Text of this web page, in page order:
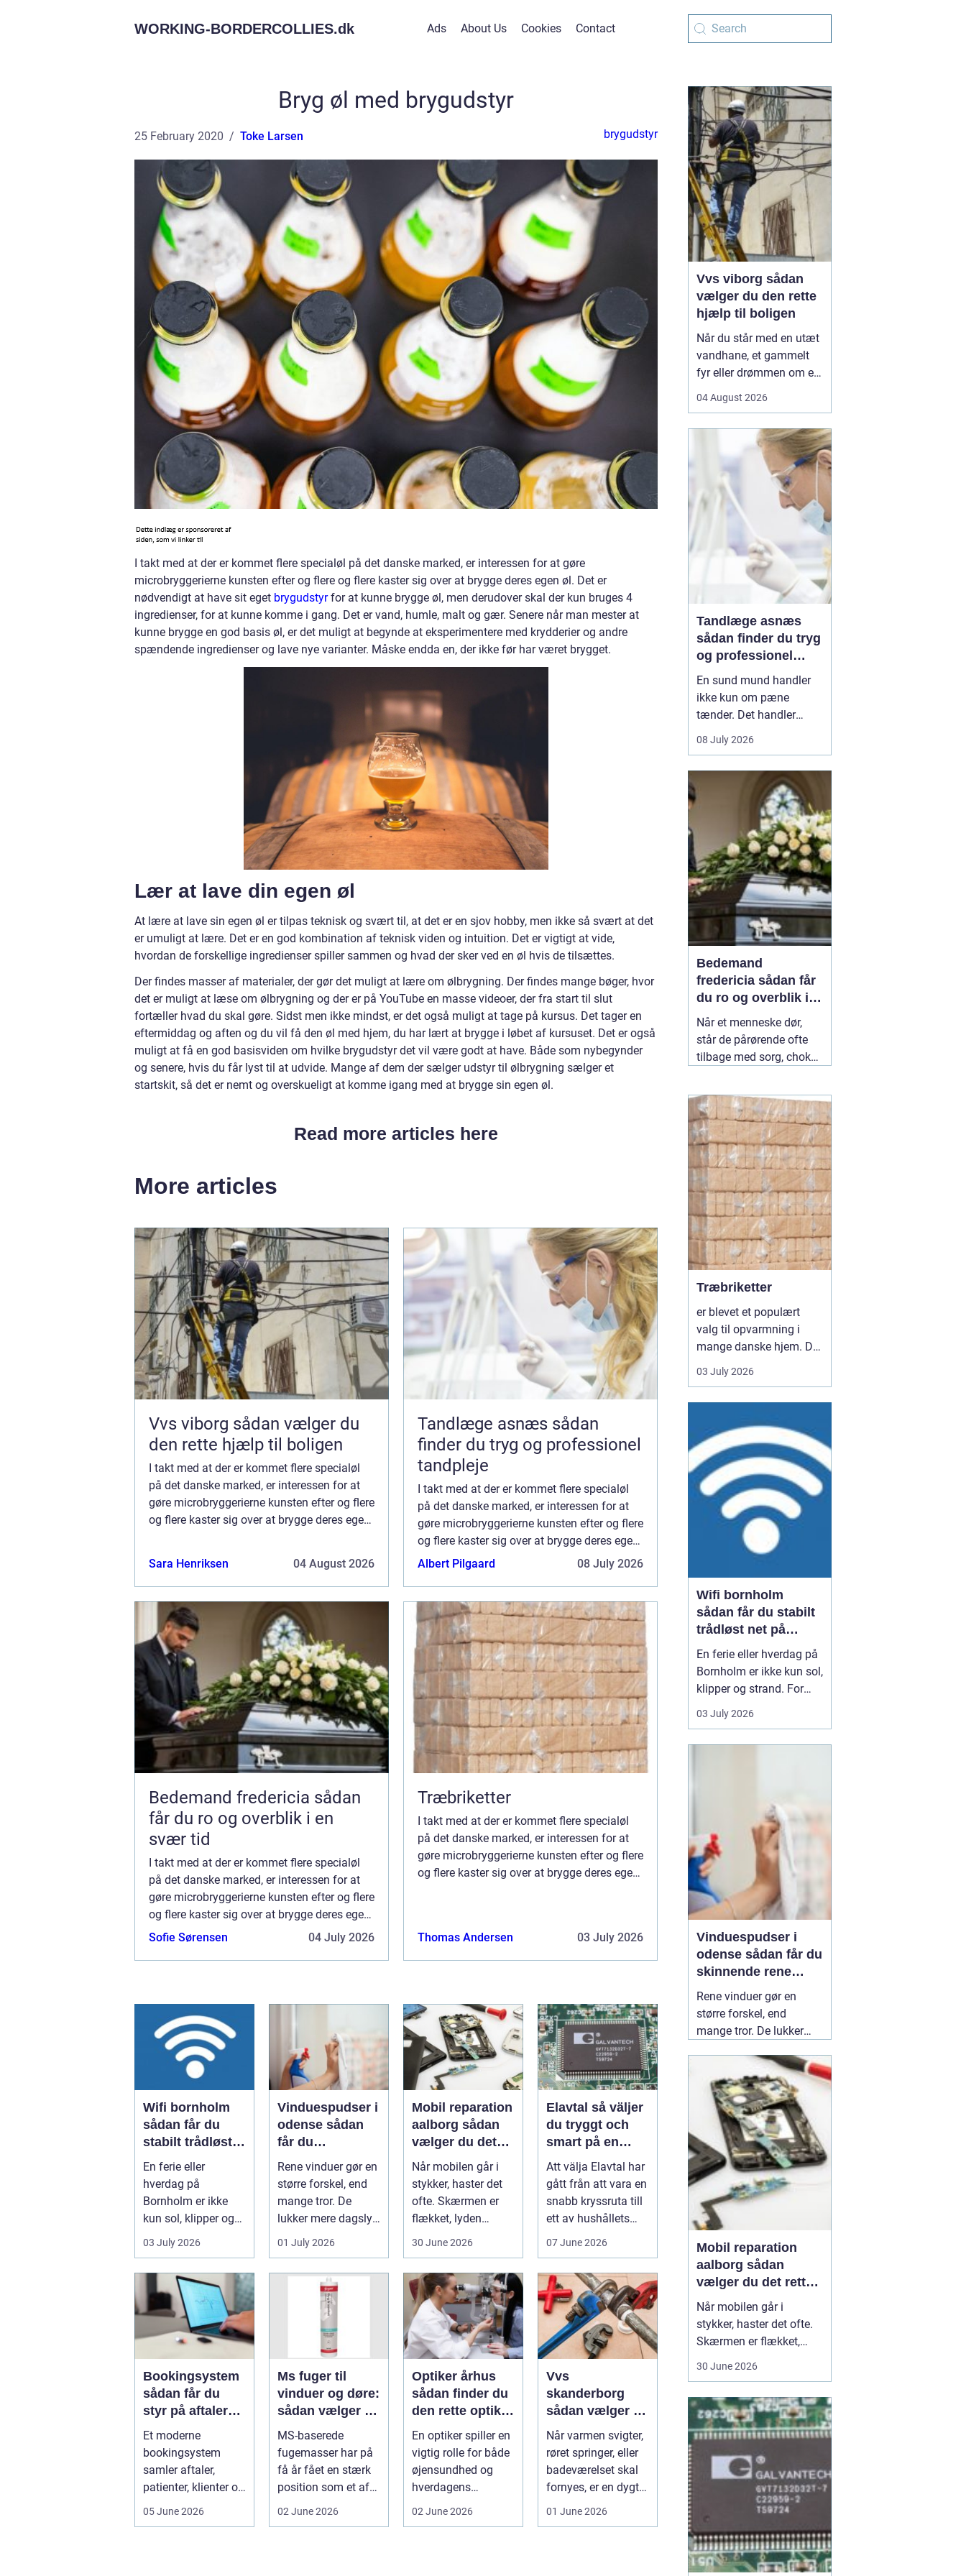
WORKING-BORDERCOLLIES.dk Ads About Us Cookies Contact
Bryg øl med brygudstyr
25 February 2020 Toke Larsen brygudstyr
I takt med at der er kommet flere specialøl på det danske marked, er interessen for at gøre
microbryggerierne kunsten efter og flere og flere kaster sig over at brygge deres egen øl. Det er
nødvendigt at have sit eget brygudstyrfor at kunne brygge øl, men derudover skal der kun bruges 4
ingredienser, for at kunne komme i gang. Det er vand, humle, malt og gær. Senere når man mester at
kunne brygge en god basis øl, er det muligt at begynde at eksperimentere med krydderier og andre
spændende ingredienser og lave nye varianter. Måske endda en, der ikke før har været brygget.
Lær at lave din egen øl
At lære at lave sin egen øl er tilpas teknisk og svært til, at det er en sjov hobby, men ikke så svært at det
er umuligt at lære. Det er en god kombination af teknisk viden og intuition. Det er vigtigt at vide,
hvordan de forskellige ingredienser spiller sammen og hvad der sker ved en øl hvis de tilsættes.
Der findes masser af materialer, der gør det muligt at lære om ølbrygning. Der findes mange bøger, hvor
det er muligt at læse om ølbrygning og der er på YouTube en masse videoer, der fra start til slut
fortæller hvad du skal gøre. Sidst men ikke mindst, er det også muligt at tage på kursus. Det tager en
eftermiddag og aften og du vil få den øl med hjem, du har lært at brygge i løbet af kursuset. Det er også
muligt at få en god basisviden om hvilke brygudstyr det vil være godt at have. Både som nybegynder
og senere, hvis du får lyst til at udvide. Mange af dem der sælger udstyr til ølbrygning sælger et
startskit, så det er nemt og overskueligt at komme igang med at brygge sin egen øl.
Read more articles here
More articles
Vvs viborg sådan vælger du
den rette hjælp til boligen
I takt med at der er kommet flere specialøl
på det danske marked, er interessen for at
gøre microbryggerierne kunsten efter og flere
og flere kaster sig over at brygge deres egen
Sara Henriksen 04 August 2026
Tandlæge asnæs sådan
finder du tryg og professionel
tandpleje
I takt med at der er kommet flere specialøl
på det danske marked, er interessen for at
gøre microbryggerierne kunsten efter og flere
og flere kaster sig over at brygge deres egen
øl. Det er nødvendigt at have sit eget
Albert Pilgaard 08 July 2026
Bedemand fredericia sådan
får du ro og overblik i en
svær tid
I takt med at der er kommet flere specialøl
på det danske marked, er interessen for at
gøre microbryggerierne kunsten efter og flere
og flere kaster sig over at brygge deres egen
øl. Det er nødvendigt at have sit eget
Sofie Sørensen 04 July 2026
Træbriketter
I takt med at der er kommet flere specialøl
på det danske marked, er interessen for at
gøre microbryggerierne kunsten efter og flere
og flere kaster sig over at brygge deres egen
Thomas Andersen 03 July 2026
Wifi bornholm
sådan får du
stabilt trådløst
net på klippeøen
En ferie eller
hverdag på
Bornholm er ikke
kun sol, klipper og
strand. For mange
03 July 2026
Vinduespudser i
odense sådan
får du
skinnende rene
ruder året rundt
Rene vinduer gør en
større forskel, end
mange tror. De
lukker mere dagslys
ind, får hjem og
01 July 2026
Mobil reparation
aalborg sådan
vælger du det
rette værksted
Når mobilen går i
stykker, haster det
ofte. Skærmen er
flækket, lyden
hakker, eller
30 June 2026
Elavtal så väljer
du tryggt och
smart på en
rörlig elmarknad
Att välja Elavtal har
gått från att vara en
snabb kryssruta till
ett av hushållets
viktigaste ekonom...
07 June 2026
Bookingsystem
sådan får du
styr på aftaler
og
arbejdsgange
Et moderne
bookingsystem
samler aftaler,
patienter, klienter og
interne
05 June 2026
Ms fuger til
vinduer og døre:
sådan vælger og
bruger du dem
rigtigt
MS-baserede
fugemasser har på
få år fået en stærk
position som et af
de mest alsidige
02 June 2026
Optiker århus
sådan finder du
den rette optiker
i byen
En optiker spiller en
vigtig rolle for både
øjensundhed og
hverdagens
komfort. I en by
02 June 2026
Vvs
skanderborg
sådan vælger du
den rigtige
installatør
Når varmen svigter,
røret springer, eller
badeværelset skal
fornyes, er en dygtig
VVS-installatør gu...
01 June 2026
Vvs viborg sådan
vælger du den rette
hjælp til boligen
Når du står med en utæt
vandhane, et gammelt
fyr eller drømmen om et
dygtig VVSer være
løsning og en dyr
langtidsskade. I Viborg
og omegn findes der
mange fagfolk, men
hvordan sikrer du dig, at
04 August 2026
Tandlæge asnæs
sådan finder du tryg
og professionel
tandpleje
En sund mund handler
ikke kun om pæne
tænder. Det handler
også om at kunne spise
uden smerter, tale frit og
bekymret. For mange i
og omkring Asnæs kan
det dog være en
udfordring at finde den
rette tandlæge, især hvis
man har haft d...
08 July 2026
Bedemand
fredericia sådan får
du ro og overblik i
en svær tid
Når et menneske dør,
står de pårørende ofte
tilbage med sorg, chok
Hvad skal gøres først?
Hvem kontakter man?
Hvordan skaber man en
afsked, som føles rigtig?
Her spiller en lokal 04
July 2026
Træbriketter
er blevet et populært
valg til opvarmning i
mange danske hjem. De
er nemme at håndtere,
giver en høj varme og
almindeligt brænde.
Samtidig kan de udnytte
resttræ fra træindustrien,
som ellers ville gå til
spil...
03 July 2026
Wifi bornholm
sådan får du stabilt
trådløst net på
klippeøen
En ferie eller hverdag på
Bornholm er ikke kun sol,
klipper og strand. For
mange er en stabil
internetforbindelse
sommerhuset eller driver
en mindre virksomhed...
03 July 2026
Vinduespudser i
odense sådan får du
skinnende rene
ruder året rundt
Rene vinduer gør en
større forskel, end
mange tror. De lukker
erhvervsbygninger til at
fremstå velholdte og
giver et bedre indeklima.
Flere boligejere og
virksomheder vælger
derfor at bruge en
professionel01 July
2026
Mobil reparation
aalborg sådan
vælger du det rette
værksted
Når mobilen går i
stykker, haster det ofte.
Skærmen er flækket,
Aalborg er der flere
værksteder at vælge
imellem, og det kan være
svært at gennemskue,
hvem der faktisk leverer
30 June 2026